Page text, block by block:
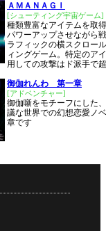
ＡＭＡＮＡＧＩ
[シューティング宇宙ゲーム]
種類豊富なアイテムを取
パワーアップさせながら
ラフィックの横スクロー
ィングゲーム。特定のア
用しての攻撃はド派手で
御伽れんわ 第一章
[アドベンチャー]
御伽噺をモチーフにした
議な世界での幻想恋愛ノ
章です